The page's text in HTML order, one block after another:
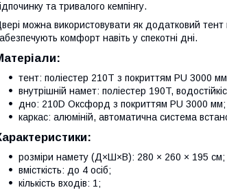
та тривалого кемпінгу.
можна використовувати як додатковий тент
комфорт навіть у спекотні дні.
тент: поліестер 210T з покриттям PU 3000
внутрішній намет: поліестер 190T,
дно: 210D Оксфорд з покриттям PU 3000 мм;
каркас: алюміній, автоматична система
розміри намету (Д×Ш×В): 280 × 260 × 195 см;
вмісткість: до 4 осіб;
кількість входів: 1;